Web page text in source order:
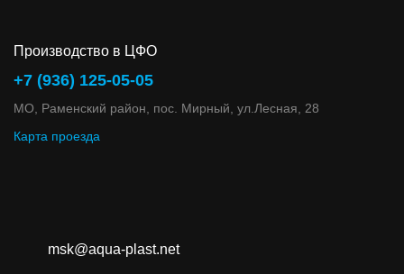
Производство в ЦФО
+7 (936) 125-05-05
МО, Раменский район, пос. Мирный, ул.Лесная, 28
Карта проезда
msk@aqua-plast.net